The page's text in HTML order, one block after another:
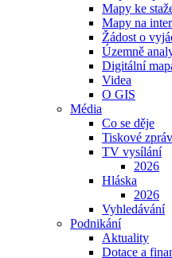
Mapy ke
Mapy na
Žádost o
Územně
Digitální
Videa
O GIS
Média
Co se děje
Tiskové
TV vysílání
2026
Hláska
2026
Vyhledávání
Podnikání
Aktuality
Dotace a